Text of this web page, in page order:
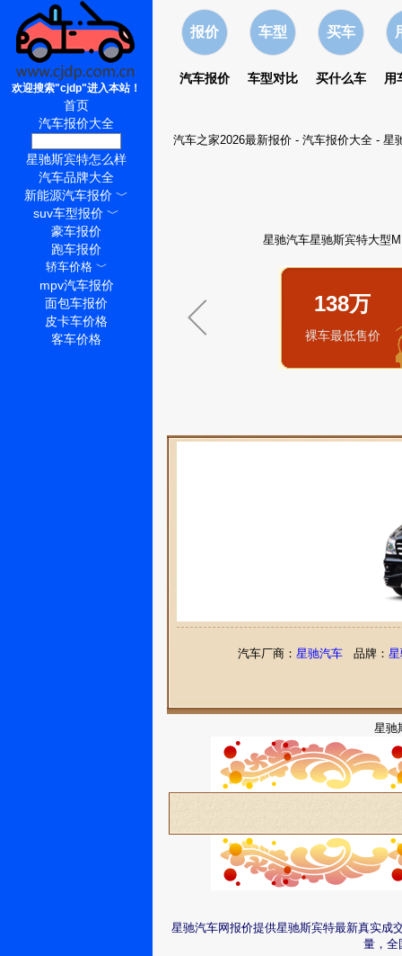
报价
汽车报价
车型
车型对比
买车
买什么车 用
汽车之家2026最新报价- 汽车报价大全- 星
星驰汽车星驰斯宾特大型
138万
裸车最低售价
汽车厂商： 星驰汽车 品牌：
星驰
星驰汽车网报价提供星驰斯宾特最新真实成
量，全
欢迎搜索"cjdp"进入本站！
首页
汽车报价大全
星驰斯宾特怎么样
汽车品牌大全
新能源汽车报价 ﹀
suv车型报价 ﹀
豪车报价
跑车报价
轿车价格﹀
mpv汽车报价
面包车报价
皮卡车价格
客车价格